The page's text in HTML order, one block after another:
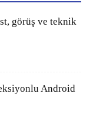
görüş ve teknik
Android